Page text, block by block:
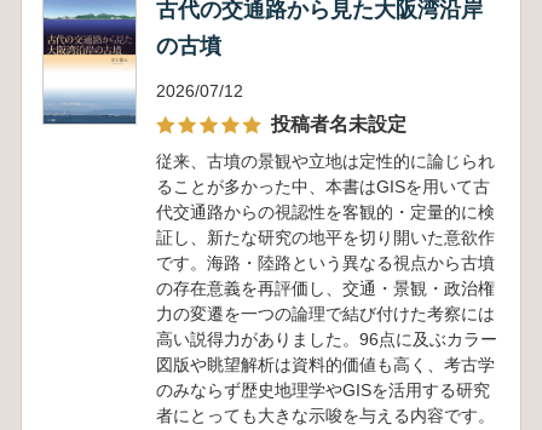
古代の交通路から見た大阪湾沿岸
の古墳
2026/07/12
投稿者名未設定
従来、古墳の景観や立地は定性的に論じられ
ることが多かった中、本書はGISを用いて古
代交通路からの視認性を客観的・定量的に検
証し、新たな研究の地平を切り開いた意欲作
です。海路・陸路という異なる視点から古墳
の存在意義を再評価し、交通・景観・政治権
力の変遷を一つの論理で結び付けた考察には
高い説得力がありました。96点に及ぶカラー
図版や眺望解析は資料的価値も高く、考古学
のみならず歴史地理学やGISを活用する研究
者にとっても大きな示唆を与える内容です。